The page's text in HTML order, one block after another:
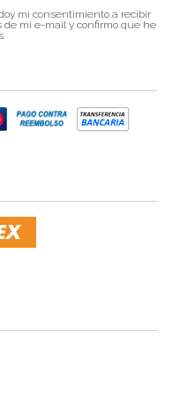
mi consentimiento a recibir
de mi e-mail y confirmo que he